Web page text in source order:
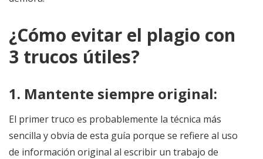
¿Cómo evitar el plagio con
3 trucos útiles?
1. Mantente siempre original:
El primer truco es probablemente la técnica más
sencilla y obvia de esta guía porque se refiere al uso
de información original al escribir un trabajo de